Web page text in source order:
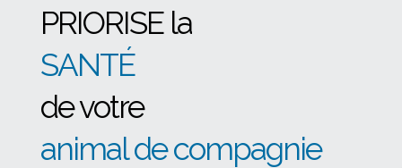
PRIORISE la
SANTÉ
de votre
animal de compagnie